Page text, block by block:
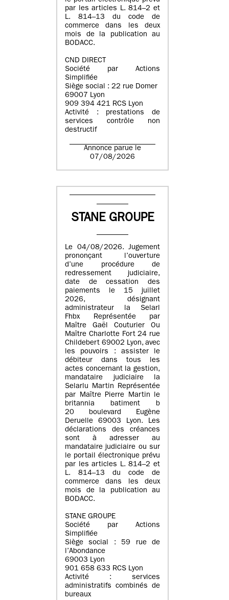
par les articles L. 814–2 et
L. 814–13 du code de
commerce dans les deux
mois de la publication au
BODACC.
CND DIRECT
Société par Actions
Simplifiée
Siège social : 22 rue Domer
69007 Lyon
909 394 421 RCS Lyon
Activité : prestations de
services contrôle non
destructif
Annonce parue le
07/08/2026
STANE GROUPE
Le 04/08/2026. Jugement
prononçant l’ouverture
d’une procédure de
redressement judiciaire,
date de cessation des
paiements le 15 juillet
2026, désignant
administrateur la Selarl
Fhbx Représentée par
Maître Gaël Couturier Ou
Maître Charlotte Fort 24 rue
Childebert 69002 Lyon, avec
les pouvoirs : assister le
débiteur dans tous les
actes concernant la gestion,
mandataire judiciaire la
Selarlu Martin Représentée
par Maître Pierre Martin le
britannia batiment b
20 boulevard Eugène
Deruelle 69003 Lyon. Les
déclarations des créances
sont à adresser au
mandataire judiciaire ou sur
le portail électronique prévu
par les articles L. 814–2 et
L. 814–13 du code de
commerce dans les deux
mois de la publication au
BODACC.
STANE GROUPE
Société par Actions
Simplifiée
Siège social : 59 rue de
l’Abondance
69003 Lyon
901 658 633 RCS Lyon
Activité : services
administratifs combinés de
bureaux